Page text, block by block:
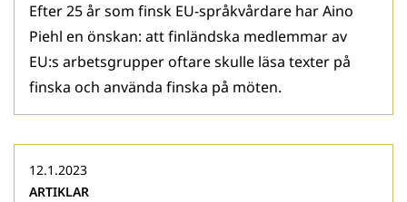
Efter 25 år som finsk EU-språkvårdare har Aino
Piehl en önskan: att finländska medlemmar av
EU:s arbetsgrupper oftare skulle läsa texter på
finska och använda finska på möten.
12.1.2023
ARTIKLAR